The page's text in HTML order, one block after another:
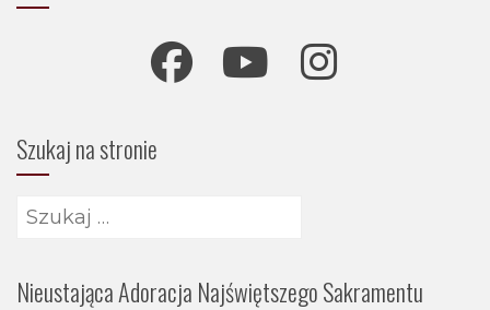
Szukaj na stronie
Szukaj:
Nieustająca Adoracja Najświętszego Sakramentu